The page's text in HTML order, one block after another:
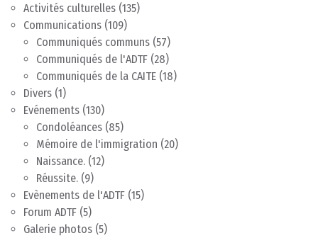
Activités culturelles (135)
Communications (109)
Communiqués communs (57)
Communiqués de l'ADTF (28)
Communiqués de la CAITE (18)
Divers (1)
Evénements (130)
Condoléances (85)
Mémoire de l'immigration (20)
Naissance. (12)
Réussite. (9)
Evènements de l'ADTF (15)
Forum ADTF (5)
Galerie photos (5)